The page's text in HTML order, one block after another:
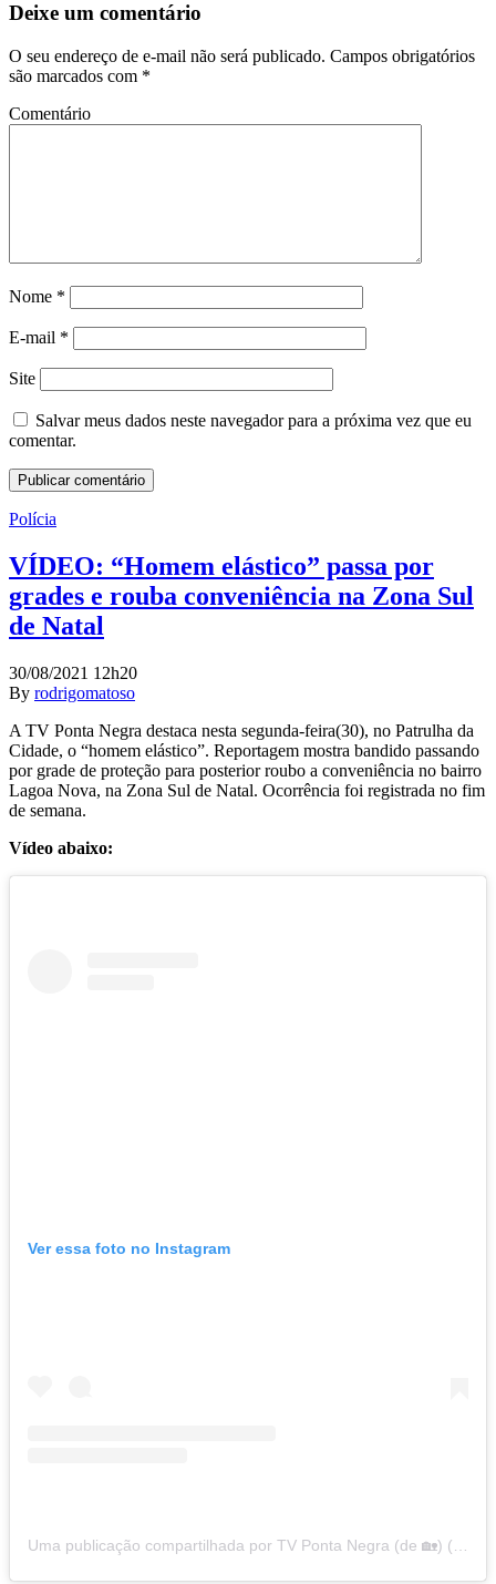
Deixe um comentário
O seu endereço de e-mail não será publicado. Campos obrigatórios
são marcados com *
Comentário
Nome *
E-mail *
Site
Salvar meus dados neste navegador para a próxima vez que eu
comentar.
Polícia
VÍDEO: “Homem elástico” passa por
grades e rouba conveniência na Zona Sul
de Natal
30/08/2021 12h20
By rodrigomatoso
A TV Ponta Negra destaca nesta segunda-feira(30), no Patrulha da
Cidade, o “homem elástico”. Reportagem mostra bandido passando
por grade de proteção para posterior roubo a conveniência no bairro
Lagoa Nova, na Zona Sul de Natal. Ocorrência foi registrada no fim
de semana.
Vídeo abaixo:
Ver essa foto no Instagram